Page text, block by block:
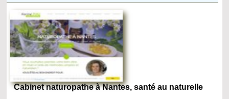
Cabinet naturopathe à Nantes, santé au naturelle